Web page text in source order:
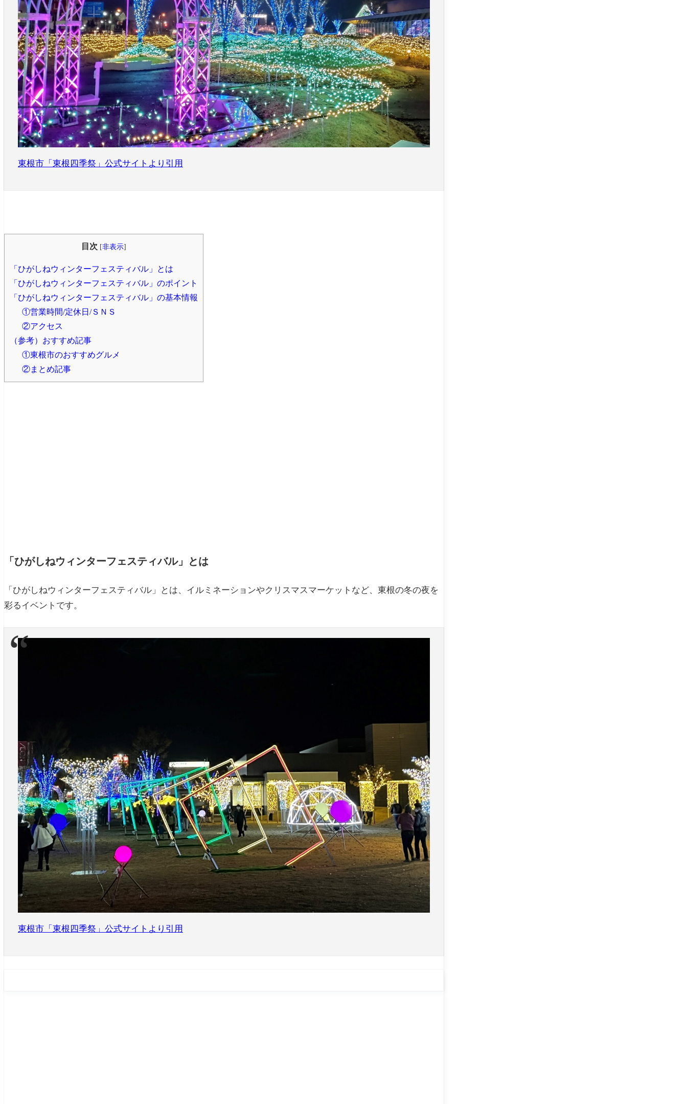
東根市「東根四季祭」公式サイトより引用
目次 [非表示]
「ひがしねウィンターフェスティバル」とは
「ひがしねウィンターフェスティバル」のポイント
「ひがしねウィンターフェスティバル」の基本情報
①営業時間/定休日/ＳＮＳ
②アクセス
（参考）おすすめ記事
①東根市のおすすめグルメ
②まとめ記事
「ひがしねウィンターフェスティバル」とは
「ひがしねウィンターフェスティバル」とは、イルミネーションやクリスマスマーケットなど、東根の冬の夜を
彩るイベントです。
東根市「東根四季祭」公式サイトより引用